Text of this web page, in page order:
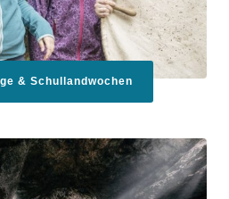
& Schullandwochen